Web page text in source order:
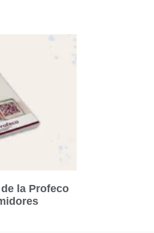
la Profeco